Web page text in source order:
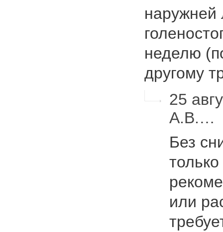
наружней
неделю
другому
25
А.В.…
Без
или